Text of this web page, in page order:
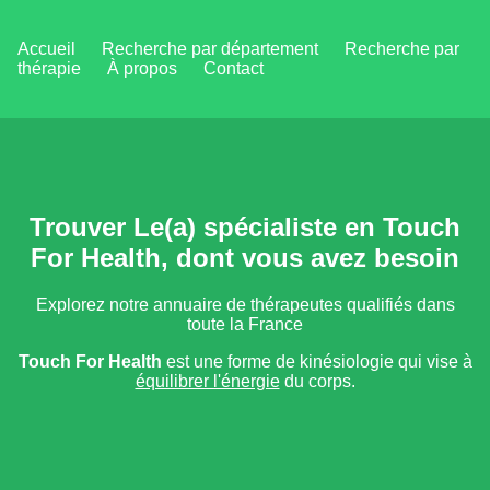
Accueil Recherche par département
Recherche par
thérapie
À propos Contact
Trouver Le(a) spécialiste en Touch
For Health, dont vous avez besoin
Explorez notre annuaire de thérapeutes qualifiés dans
toute la France
Touch For Health est une forme de kinésiologie qui vise à
équilibrer l'énergiedu corps.